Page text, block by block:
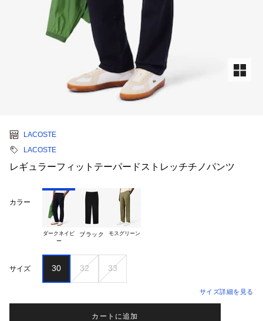
LACOSTE
LACOSTE
レギュラーフィットテーパードストレッチチノパンツ
カラー
ダークネイビ
ー
ブラック モスグリーン
サイズ 30 32 33
サイズ詳細を見る
カートに追加